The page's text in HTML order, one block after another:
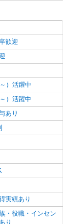
歓迎
）活躍中
）活躍中
あり
実績あり
・役職・インセン
り